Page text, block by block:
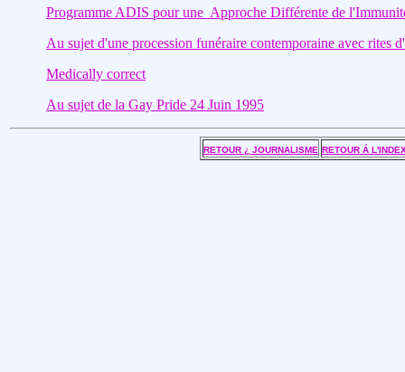
Programme ADIS pour une Approche Différente de
Au sujet d'une procession funéraire contemporaine avec rites
Medically correct
Au sujet de la Gay Pride 24 Juin 1995
RETOUR ¿ JOURNALISME RETOUR Á